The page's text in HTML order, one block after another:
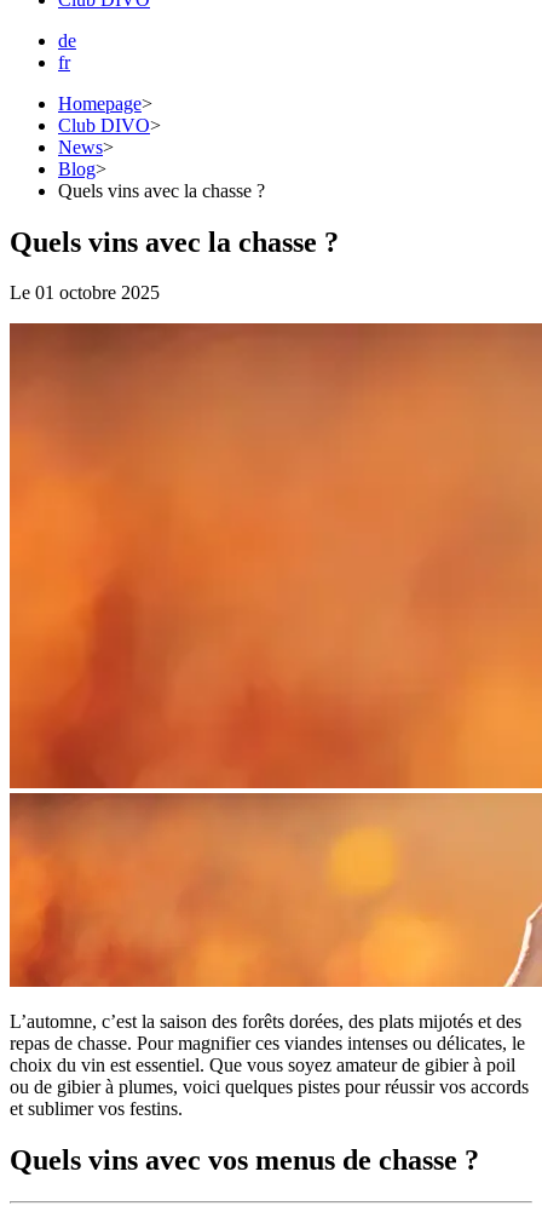
de
fr
Homepage>
Club DIVO>
News>
Blog>
Quels vins avec la chasse ?
Quels vins avec la chasse ?
Le 01 octobre 2025
L’automne, c’est la saison des forêts dorées, des plats mijotés et des
repas de chasse. Pour magnifier ces viandes intenses ou délicates, le
choix du vin est essentiel. Que vous soyez amateur de gibier à poil
ou de gibier à plumes, voici quelques pistes pour réussir vos accords
et sublimer vos festins.
Quels vins avec vos menus de chasse ?